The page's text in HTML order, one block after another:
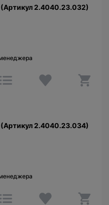
(Артикул 2.4040.23.032)
(Артикул 2.4040.23.034)